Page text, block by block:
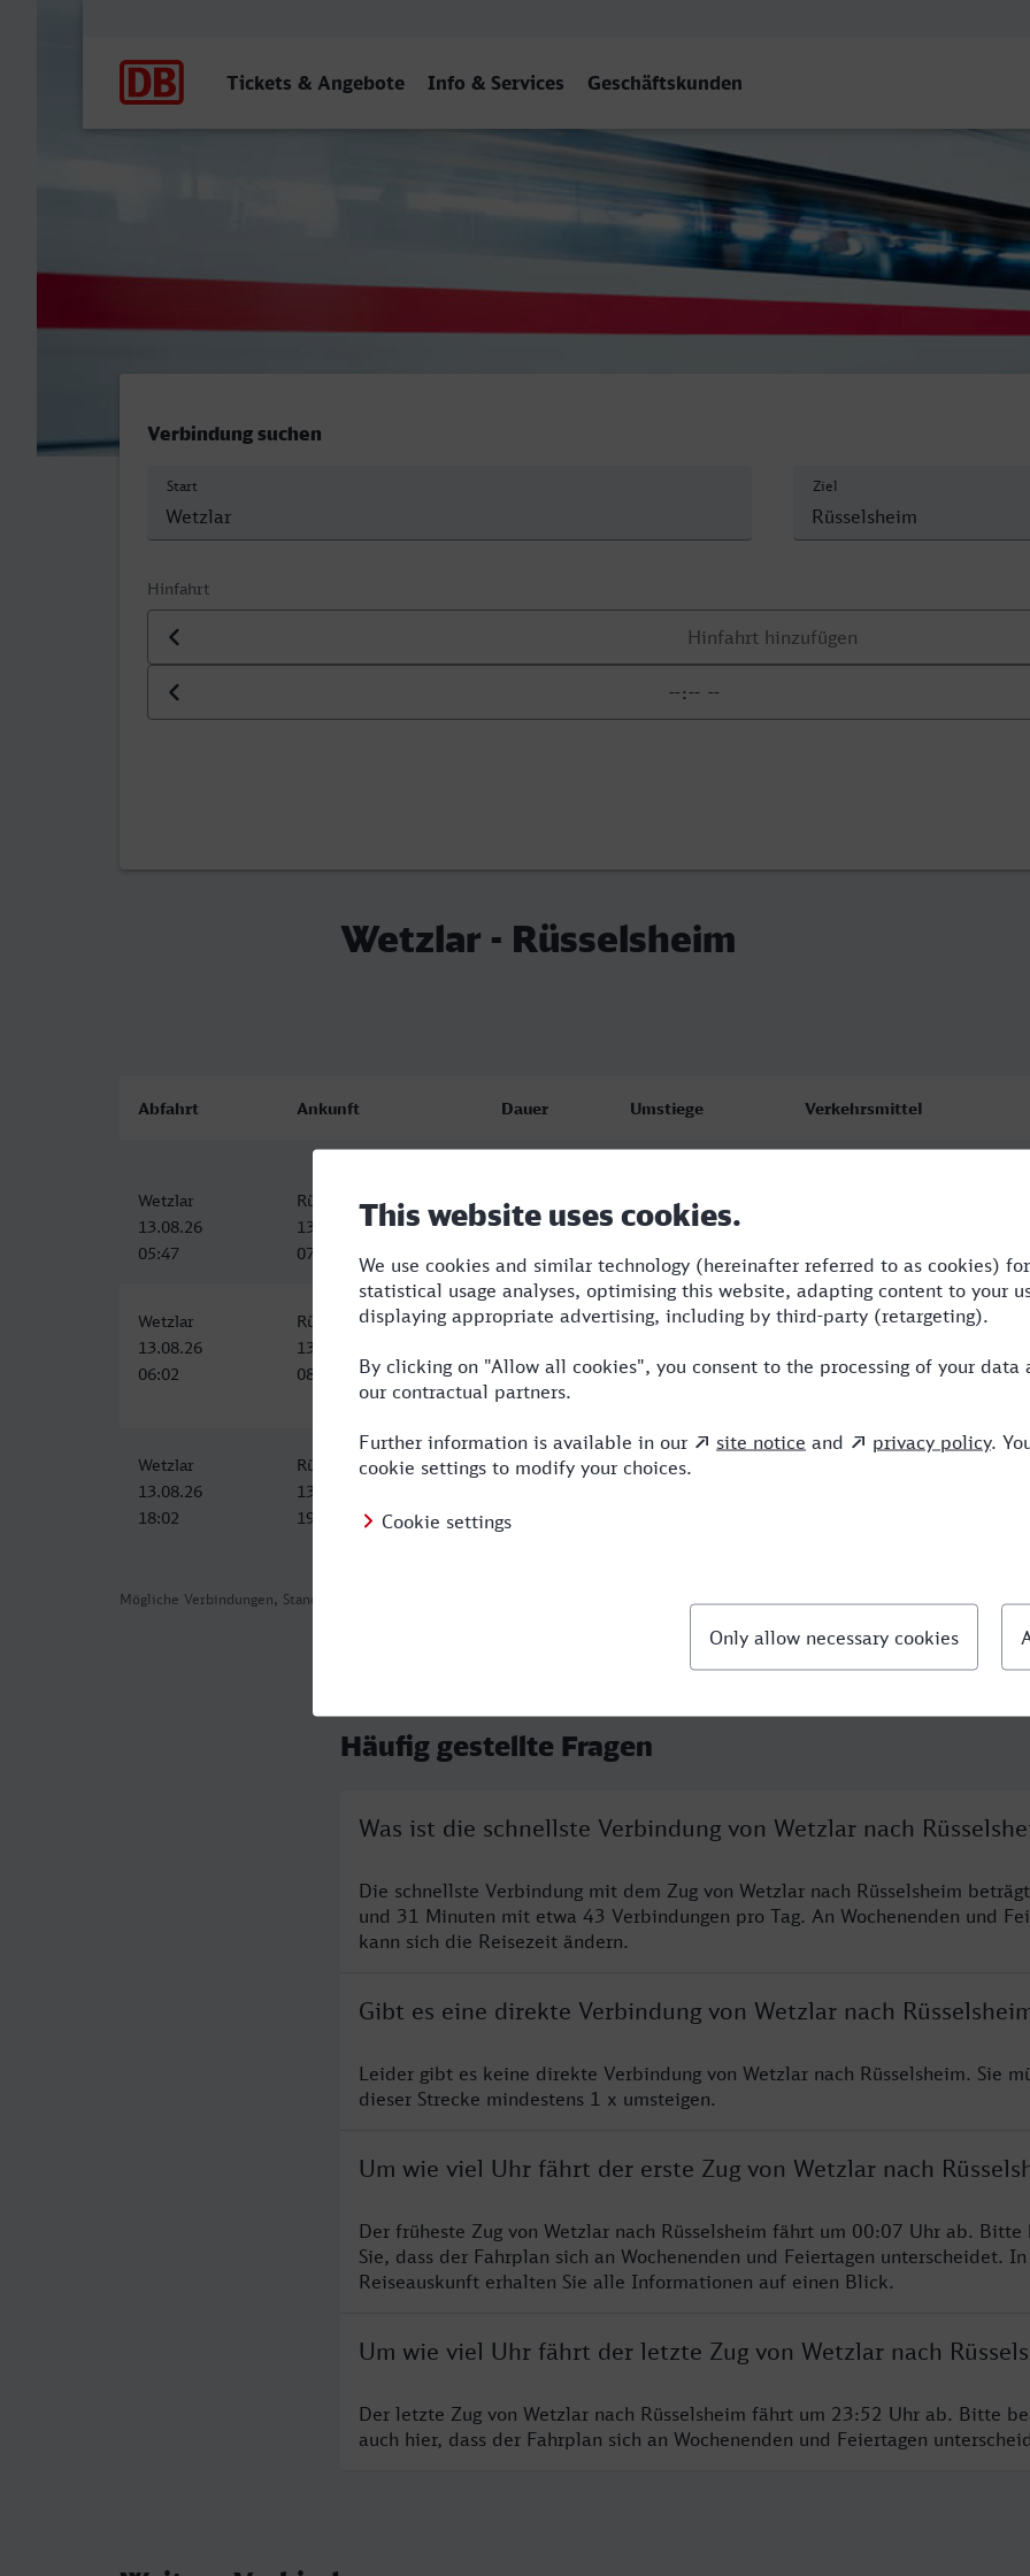
Tickets & Angebote Info & Services Geschäftskunden
Verbindung suchen
Start Ziel
Hinfahrt
Datum der Hinfahrt
Uhrzeit der Hinfahrt
Wetzlar - Rüsselsheim
Mögliche Verbindungen, Stand: 2026-07-30 06:25
Abfahrt Ankunft Dauer Umstiege Verkehrsmittel
Wetzlar
13.08.26
05:47
Rüsselsheim
13.08.26
07:18
1:31
Wetzlar
13.08.26
06:02
Rüsselsheim
13.08.26
08:18
2:16 2 ICE,HLB
Wetzlar
13.08.26
18:02
Rüsselsheim
13.08.26
19:47
1:45 2
Häufig gestellte Fragen
Was ist die schnellste Verbindung von Wetzlar nach
Die schnellste Verbindung mit dem Zug von Wetzlar nach Rüsselsheim
und 31 Minuten mit etwa 43 Verbindungen pro Tag. An Wochenenden und
kann sich die Reisezeit ändern.
Gibt es eine direkte Verbindung von Wetzlar nach
Leider gibt es keine direkte Verbindung von Wetzlar nach Rüsselsheim. Sie
dieser Strecke mindestens 1 x umsteigen.
Um wie viel Uhr fährt der erste Zug von Wetzlar nach
Der früheste Zug von Wetzlar nach Rüsselsheim fährt um 00:07 Uhr ab. Bitte
Sie, dass der Fahrplan sich an Wochenenden und Feiertagen unterscheidet.
Reiseauskunft erhalten Sie alle Informationen auf einen Blick.
Um wie viel Uhr fährt der letzte Zug von Wetzlar nach
Der letzte Zug von Wetzlar nach Rüsselsheim fährt um 23:52 Uhr ab. Bitte
auch hier, dass der Fahrplan sich an Wochenenden und Feiertagen